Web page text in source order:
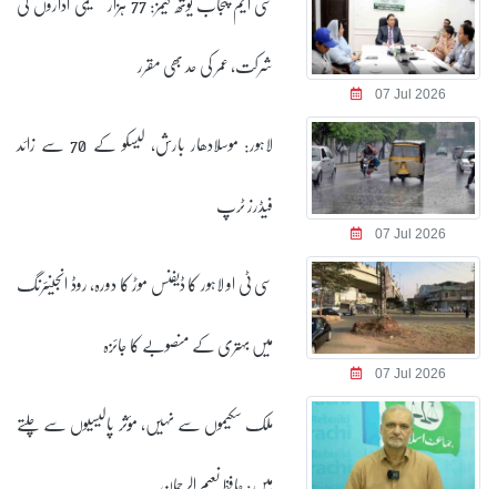
07 Jul 2026
شرکت، عمر کی حد بھی مقرر
07 Jul 2026
لاہور: موسلادھار بارش، لیسکو کے 70 سے زائد
فیڈرز ٹرپ
07 Jul 2026
سی ٹی او لاہور کا ڈیفنس موڑ کا دورہ، روڈ انجینئرنگ
میں بہتری کے منصوبے کا جائزہ
ملک سکیموں سے نہیں، مؤثر پالیسیوں سے چلتے